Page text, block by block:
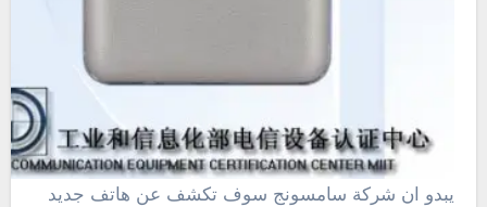
يبدو ان شركة سامسونج سوف تكشف عن هاتف جديد